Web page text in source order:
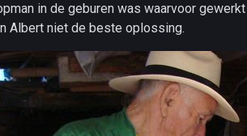
in de geburen was waarvoor
Albert niet de beste oplossing.